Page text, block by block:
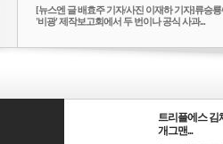
[뉴스엔 글 배효주 기자/사진 이재하 기자]류승룡
'비광' 제작보고회에서 두 번이나 공식 사과...
트리플에스 김
개그맨...